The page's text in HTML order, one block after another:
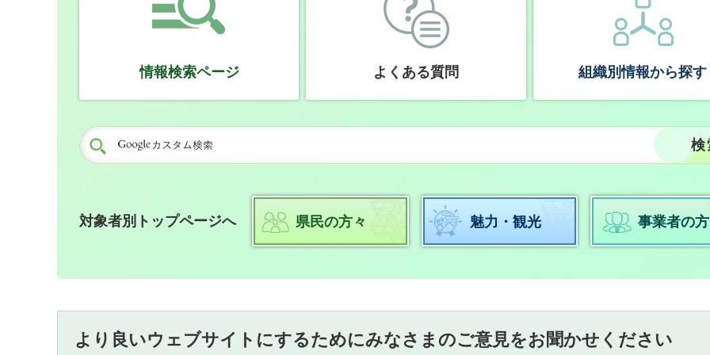
情報検索ページ よくある質問 組織別情報から探す
対象者別トップページへ 県民の方々 魅力・観光 事業者の
より良いウェブサイトにするためにみなさまのご意見をお聞かせください